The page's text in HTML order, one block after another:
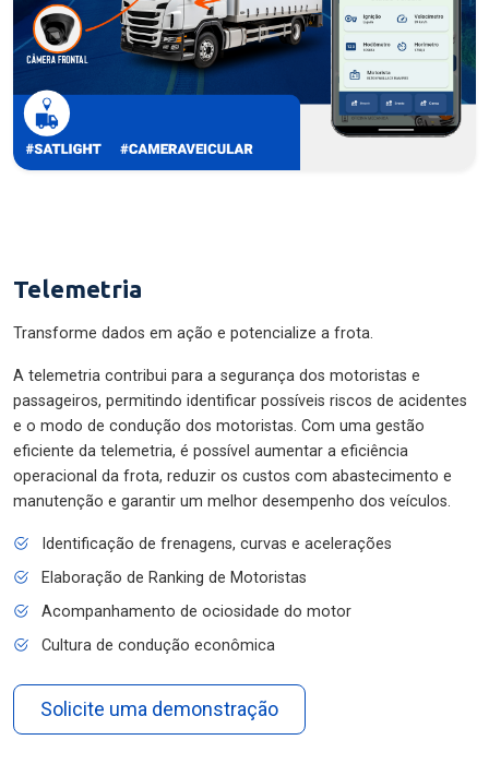
Telemetria
Transforme dados em ação e potencialize a frota.
A telemetria contribui para a segurança dos motoristas e
passageiros, permitindo identificar possíveis riscos de acidentes
e o modo de condução dos motoristas. Com uma gestão
eficiente da telemetria, é possível aumentar a eficiência
operacional da frota, reduzir os custos com abastecimento e
manutenção e garantir um melhor desempenho dos veículos.
Identificação de frenagens, curvas e acelerações
Elaboração de Ranking de Motoristas
Acompanhamento de ociosidade do motor
Cultura de condução econômica
Solicite uma demonstração